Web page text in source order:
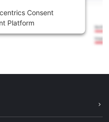
Consent
Platform